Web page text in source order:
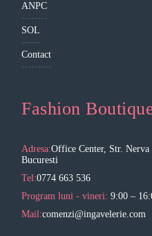
ANPC
SOL
Contact
Fashion
Adresa:Office Center, Str.
Bucuresti
Tel:0774 663 536
Program luni - vineri: 9:00 –
Mail:comenzi@ingavelerie.com